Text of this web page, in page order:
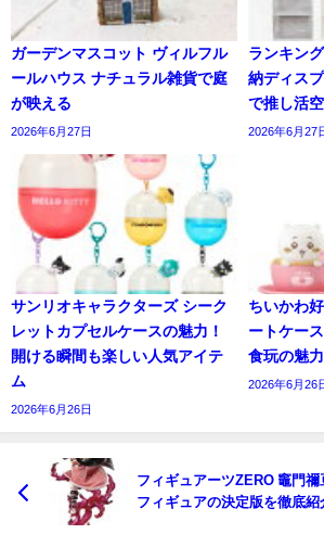
ガーデンマスコット ヴィルフル
ールハウス ナチュラル雑貨で庭
が映える
2026年6月27日
ランキン
納ディス
で推し活
2026年6月27
サンリオキャラクターズ シーク
レットカプセルケースの魅力！
開ける瞬間も楽しい人気アイテ
ム
2026年6月26日
ちいかわ
ートケー
食玩の魅
2026年6月26
フィギュアーツZERO 竈門
フィギュアの決定版を徹底紹